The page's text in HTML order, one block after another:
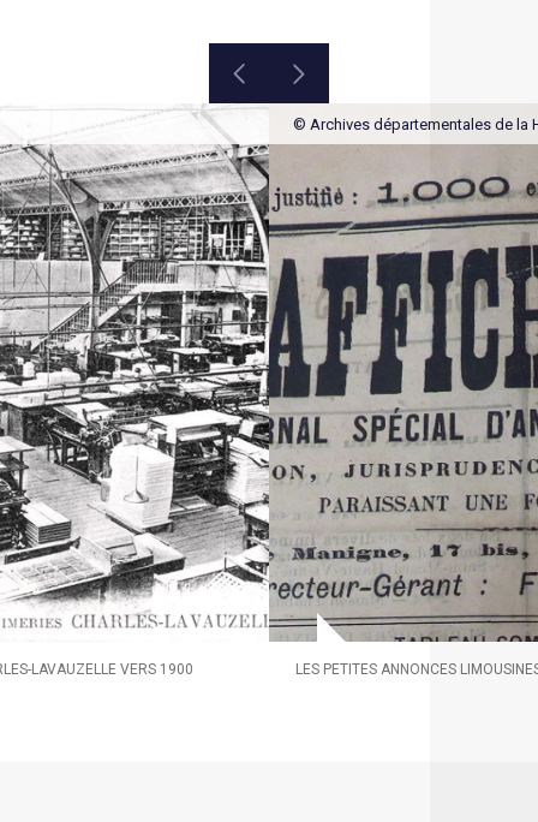
LAVAUZELLE VERS 1900
© Archives départementales de la
LES PETITES ANNONCES